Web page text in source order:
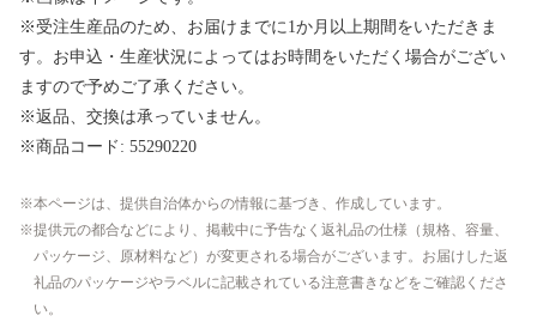
※受注生産品のため、お届けまでに1か月以上期間をいただきま
す。お申込・生産状況によってはお時間をいただく場合がござい
ますので予めご了承ください。
※返品、交換は承っていません。
※商品コード: 55290220
本ページは、提供自治体からの情報に基づき、作成しています。
提供元の都合などにより、掲載中に予告なく返礼品の仕様（規格、容量、
パッケージ、原材料など）が変更される場合がございます。お届けした返
礼品のパッケージやラベルに記載されている注意書きなどをご確認くださ
い。